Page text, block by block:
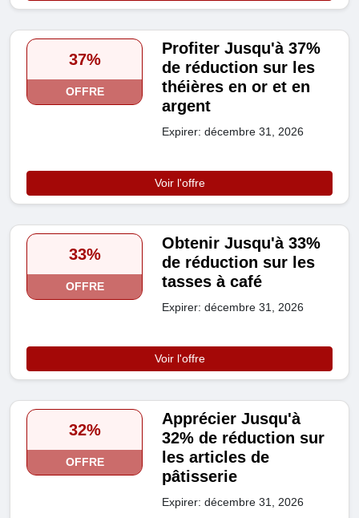
37%
OFFRE
Profiter Jusqu'à 37%
de réduction sur les
théières en or et en
argent
Expirer: décembre 31, 2026
Voir l'offre
33%
OFFRE
Obtenir Jusqu'à 33%
de réduction sur les
tasses à café
Expirer: décembre 31, 2026
Voir l'offre
32%
OFFRE
Apprécier Jusqu'à
32% de réduction sur
les articles de
pâtisserie
Expirer: décembre 31, 2026